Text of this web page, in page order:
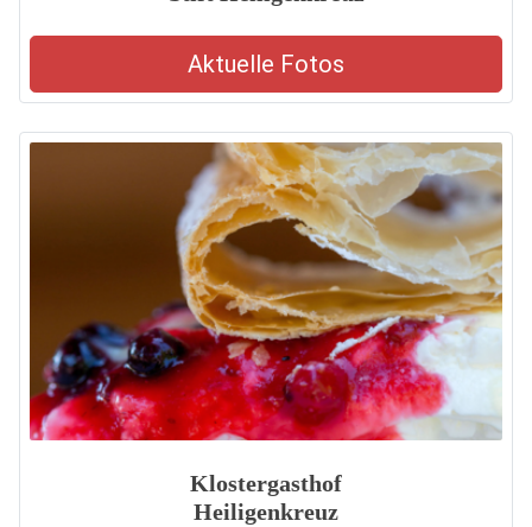
Aktuelle Fotos
Klostergasthof
Heiligenkreuz